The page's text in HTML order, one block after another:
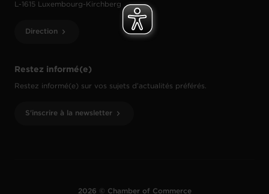
Restez informé(e)
Restez informé(e) sur vos sujets d’actualités préférés.
S'inscrire à la newsletter
L-1615 Luxembourg-Kirchberg
Direction
2026 © Chamber of Commerce